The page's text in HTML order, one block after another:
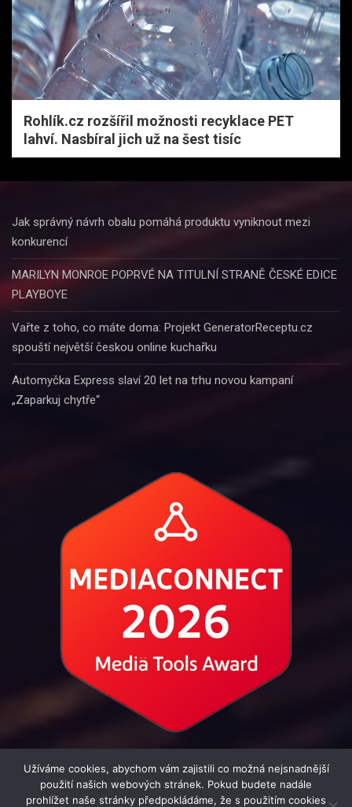
Rohlík.cz rozšířil možnosti recyklace PET
lahví. Nasbíral jich už na šest tisíc
Jak správný návrh obalu pomáhá produktu vyniknout mezi
konkurencí
MARILYN MONROE POPRVÉ NA TITULNÍ STRANĚ ČESKÉ EDICE
PLAYBOYE
Vařte z toho, co máte doma: Projekt GeneratorReceptu.cz
spouští největší českou online kuchařku
Automyčka Express slaví 20 let na trhu novou kampaní
„Zaparkuj chytře“
Užíváme cookies, abychom vám zajistili co možná nejsnadnější
použití našich webových stránek. Pokud budete nadále
prohlížet naše stránky předpokládáme, že s použitím cookies